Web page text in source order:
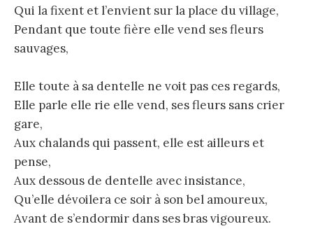
Qui la fixent et l’envient sur la place du village,
Pendant que toute fière elle vend ses fleurs
sauvages,
Elle toute à sa dentelle ne voit pas ces regards,
Elle parle elle rie elle vend, ses fleurs sans crier
gare,
Aux chalands qui passent, elle est ailleurs et
pense,
Aux dessous de dentelle avec insistance,
Qu’elle dévoilera ce soir à son bel amoureux,
Avant de s’endormir dans ses bras vigoureux.